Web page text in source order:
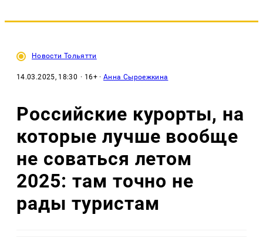
Новости Тольятти
14.03.2025, 18:30 · 16+ ·Анна Сыроежкина
Российские курорты, на
которые лучше вообще
не соваться летом
2025: там точно не
рады туристам